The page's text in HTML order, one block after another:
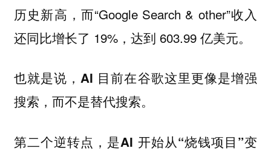
历史新高，而“Google Search & other”收入
还同比增长了 19%，达到 603.99 亿美元。
也就是说，AI 目前在谷歌这里更像是增强
搜索，而不是替代搜索。
第二个逆转点，是AI 开始从“烧钱项目”变